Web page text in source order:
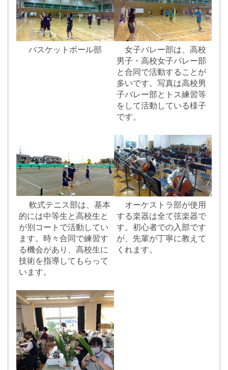
バスケットボール部
女子バレー部は、高校
男子・高校女子バレー部
と合同で活動することが
多いです。写真は高校男
子バレー部とトス練習等
をして活動している様子
です。
軟式テニス部は、基本
的には中等生と高校生と
が別コートで活動してい
ます。時々合同で練習す
る機会があり、高校生に
技術を指導してもらって
います。
オーケストラ部が使用
する楽器は全て弦楽器で
す。初心者での入部です
が、先輩が丁寧に教えて
くれます。